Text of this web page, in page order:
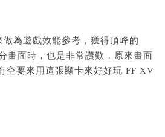
為遊戲效能參考，獲得頂峰的
畫面時，也是非常讚歎，原來畫面
空要來用這張顯卡來好好玩 FF XV